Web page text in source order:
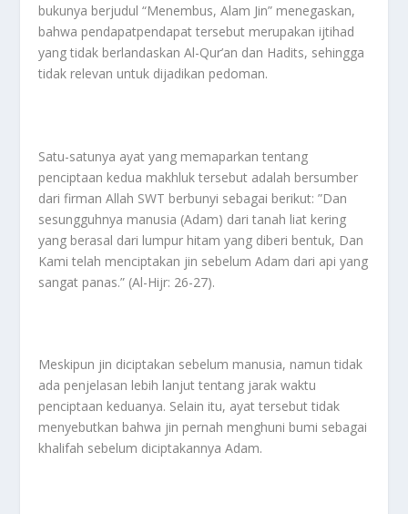
bukunya berjudul “Menembus, Alam Jin” menegaskan,
bahwa pendapatpendapat tersebut merupakan ijtihad
yang tidak berlandaskan Al-Qur’an dan Hadits, sehingga
tidak relevan untuk dijadikan pedoman.
Satu-satunya ayat yang memaparkan tentang
penciptaan kedua makhluk tersebut adalah bersumber
dari firman Allah SWT berbunyi sebagai berikut: ”Dan
sesungguhnya manusia (Adam) dari tanah liat kering
yang berasal dari lumpur hitam yang diberi bentuk, Dan
Kami telah menciptakan jin sebelum Adam dari api yang
sangat panas.” (Al-Hijr: 26-27).
Meskipun jin diciptakan sebelum manusia, namun tidak
ada penjelasan lebih lanjut tentang jarak waktu
penciptaan keduanya. Selain itu, ayat tersebut tidak
menyebutkan bahwa jin pernah menghuni bumi sebagai
khalifah sebelum diciptakannya Adam.